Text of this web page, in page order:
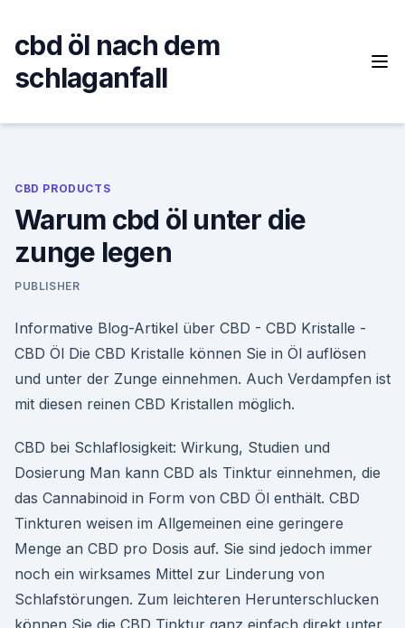
content
cbd öl nach dem
schlaganfall
CBD PRODUCTS
Warum cbd öl unter die
zunge legen
PUBLISHER
Informative Blog-Artikel über CBD - CBD Kristalle -
CBD Öl Die CBD Kristalle können Sie in Öl auflösen
und unter der Zunge einnehmen. Auch Verdampfen ist
mit diesen reinen CBD Kristallen möglich.
CBD bei Schlaflosigkeit: Wirkung, Studien und
Dosierung Man kann CBD als Tinktur einnehmen, die
das Cannabinoid in Form von CBD Öl enthält. CBD
Tinkturen weisen im Allgemeinen eine geringere
Menge an CBD pro Dosis auf. Sie sind jedoch immer
noch ein wirksames Mittel zur Linderung von
Schlafstörungen. Zum leichteren Herunterschlucken
können Sie die CBD Tinktur ganz einfach direkt unter